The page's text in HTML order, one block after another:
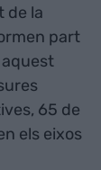
de la
part
65 de
els eixos